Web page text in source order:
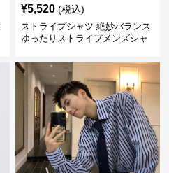
¥5,520 (税込)
ストライプシャツ 絶妙バランス
ゆったりストライプメンズシャ